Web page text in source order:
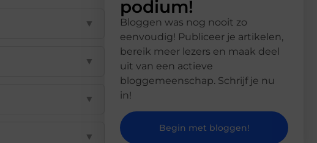
▼
▼
▼
▼
podium!
Bloggen was nog nooit zo
eenvoudig! Publiceer je artikelen,
bereik meer lezers en maak deel
uit van een actieve
bloggemeenschap. Schrijf je nu
in!
Begin met bloggen!